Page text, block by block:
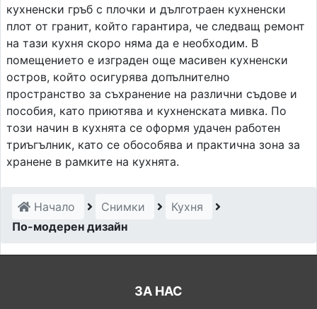
кухненски гръб с плочки и дълготраен кухненски
плот от гранит, който гарантира, че следващ ремонт
на тази кухня скоро няма да е необходим. В
помещението е изграден още масивен кухненски
остров, който осигурява допълнително
пространство за съхранение на различни съдове и
пособия, като приютява и кухненската мивка. По
този начин в кухнята се оформя удачен работен
триъгълник, като се обособява и практична зона за
хранене в рамките на кухнята.
Начало Снимки
Кухня
По-модерен дизайн
ЗА НАС